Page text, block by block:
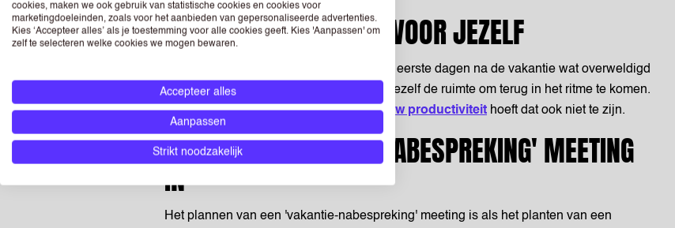
WEES NIET TE STRENG VOOR JEZELF
Onthoud dat het normaal is om tijdens de eerste dagen na de vakantie wat overweldigd
te voelen. Wees mild voor jezelf en geef jezelf de ruimte om terug in het ritme te komen.
Rome is niet in één dag gebouwd, enjouw productiviteit hoeft dat ook niet te zijn.
PLAN EEN 'VAKANTIE-NABESPREKING' MEETING
IN
Het plannen van een 'vakantie-nabespreking' meeting is als het planten van een
cookies, maken we ook gebruik van statistische cookies en cookies voor
marketingdoeleinden, zoals voor het aanbieden van gepersonaliseerde advertenties.
Kies ‘Accepteer alles’ als je toestemming voor alle cookies geeft. Kies 'Aanpassen' om
zelf te selecteren welke cookies we mogen bewaren.
Accepteer alles
Aanpassen
Strikt noodzakelijk